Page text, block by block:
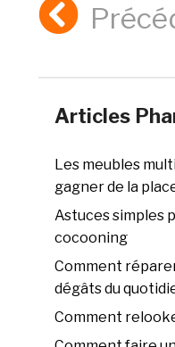
Articles
Les meubles
gagner de la
Astuces simples
cocooning
Comment
dégâts du
Comment